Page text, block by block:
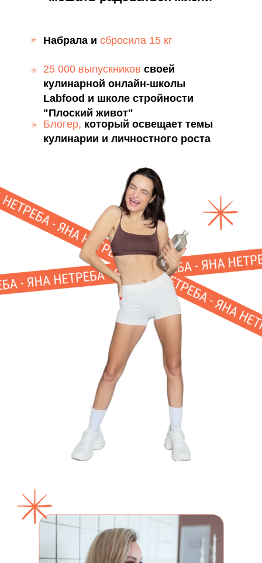
25 000 выпускников своей
кулинарной онлайн-школы
Labfood и школе стройности
"Плоский живот"
Набрала и сбросила 15 кг
Блогер, который освещает темы
кулинарии и личностного роста